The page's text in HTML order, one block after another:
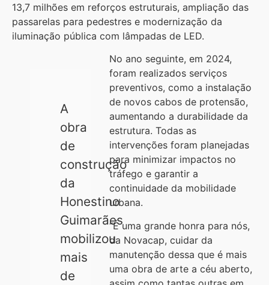
13,7 milhões em reforços estruturais, ampliação das
passarelas para pedestres e modernização da
iluminação pública com lâmpadas de LED.
A
obra
de
construção
da
Honestino
Guimarães
mobilizou
mais
de
No ano seguinte, em 2024,
foram realizados serviços
preventivos, como a instalação
de novos cabos de protensão,
aumentando a durabilidade da
estrutura. Todas as
intervenções foram planejadas
para minimizar impactos no
tráfego e garantir a
continuidade da mobilidade
urbana.
“É uma grande honra para nós,
da Novacap, cuidar da
manutenção dessa que é mais
uma obra de arte a céu aberto,